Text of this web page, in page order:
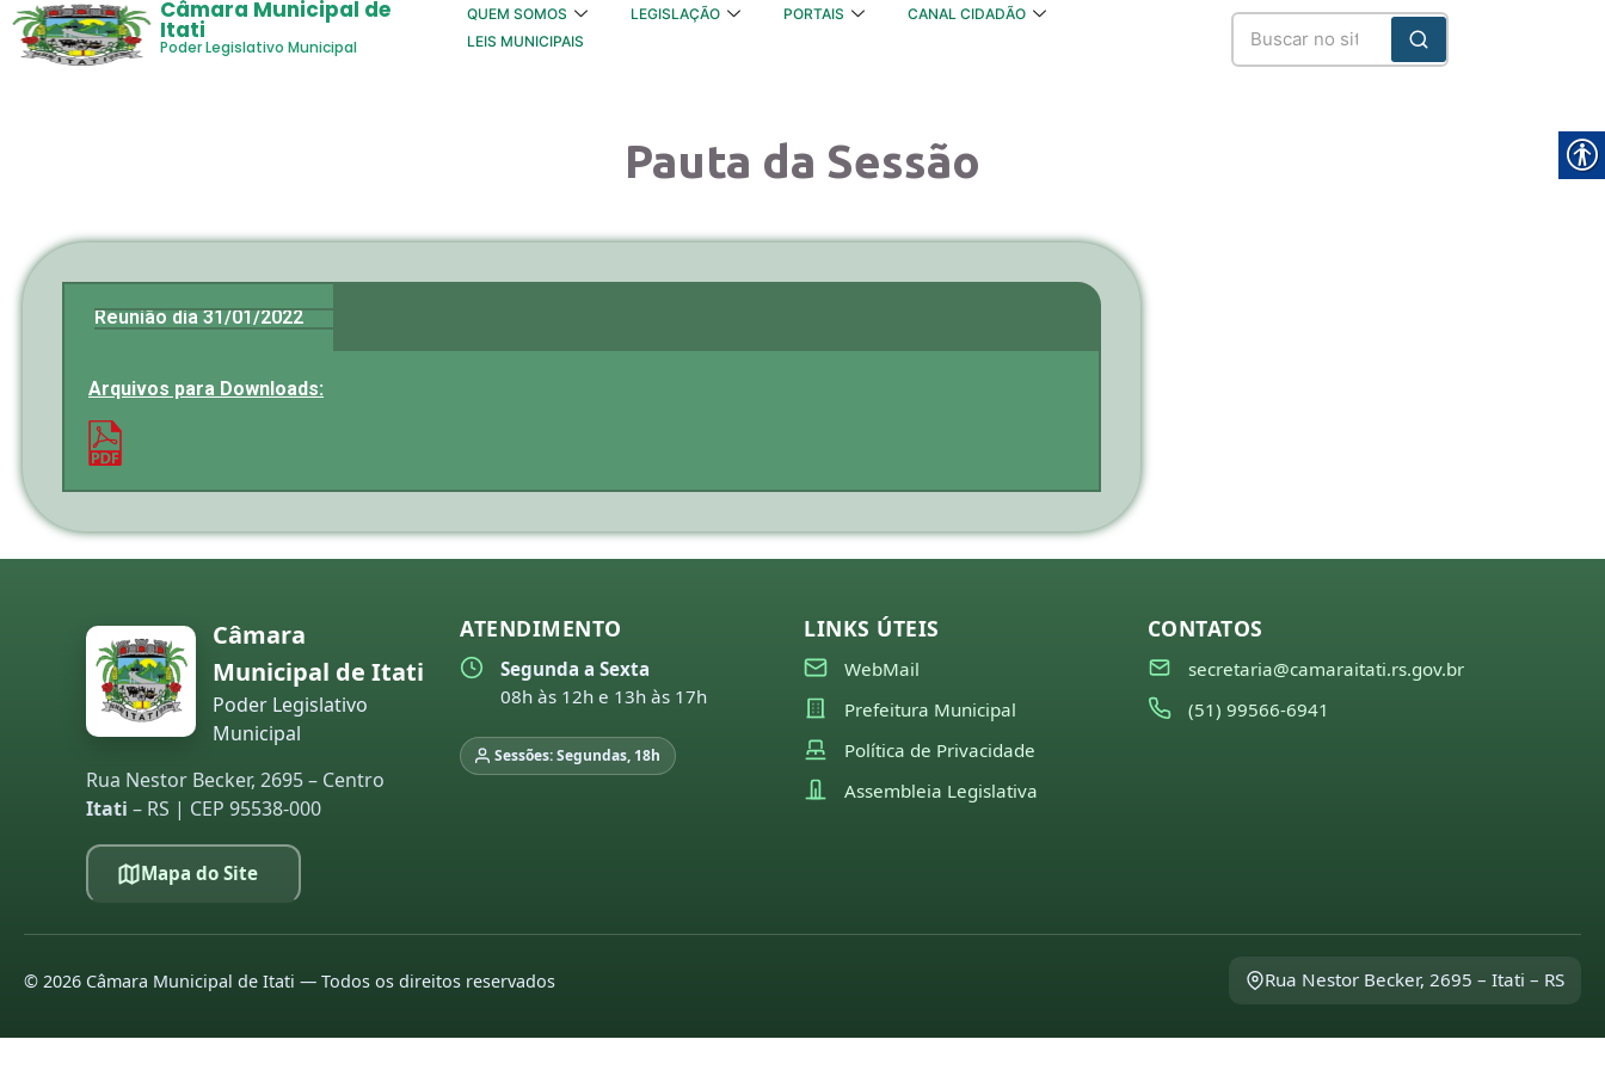
Câmara Municipal de
Itati
Poder Legislativo Municipal
QUEM SOMOS LEGISLAÇÃO PORTAIS
CANAL CIDADÃO
LEIS MUNICIPAIS
Pauta da Sessão
Reunião dia 31/01/2022
Arquivos para Downloads:
Câmara
Municipal de Itati
Poder Legislativo
Municipal
Rua Nestor Becker, 2695 – Centro
Itati – RS | CEP 95538-000
Mapa do Site
ATENDIMENTO
Segunda a Sexta
08h às 12h e 13h às 17h
Sessões: Segundas, 18h
LINKS ÚTEIS
WebMail
Prefeitura Municipal
Política de Privacidade
Assembleia Legislativa
CONTATOS
secretaria@camaraitati.rs.gov.br
(51) 99566-6941
© 2026 Câmara Municipal de Itati — Todos os direitos reservados Rua Nestor Becker, 2695 – Itati – RS